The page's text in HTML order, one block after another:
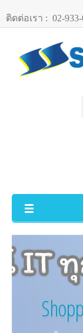
ติดต่อเรา : 02-